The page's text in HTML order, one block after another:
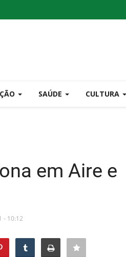
SAÚDE CULTURA
em Aire e
- 10:12